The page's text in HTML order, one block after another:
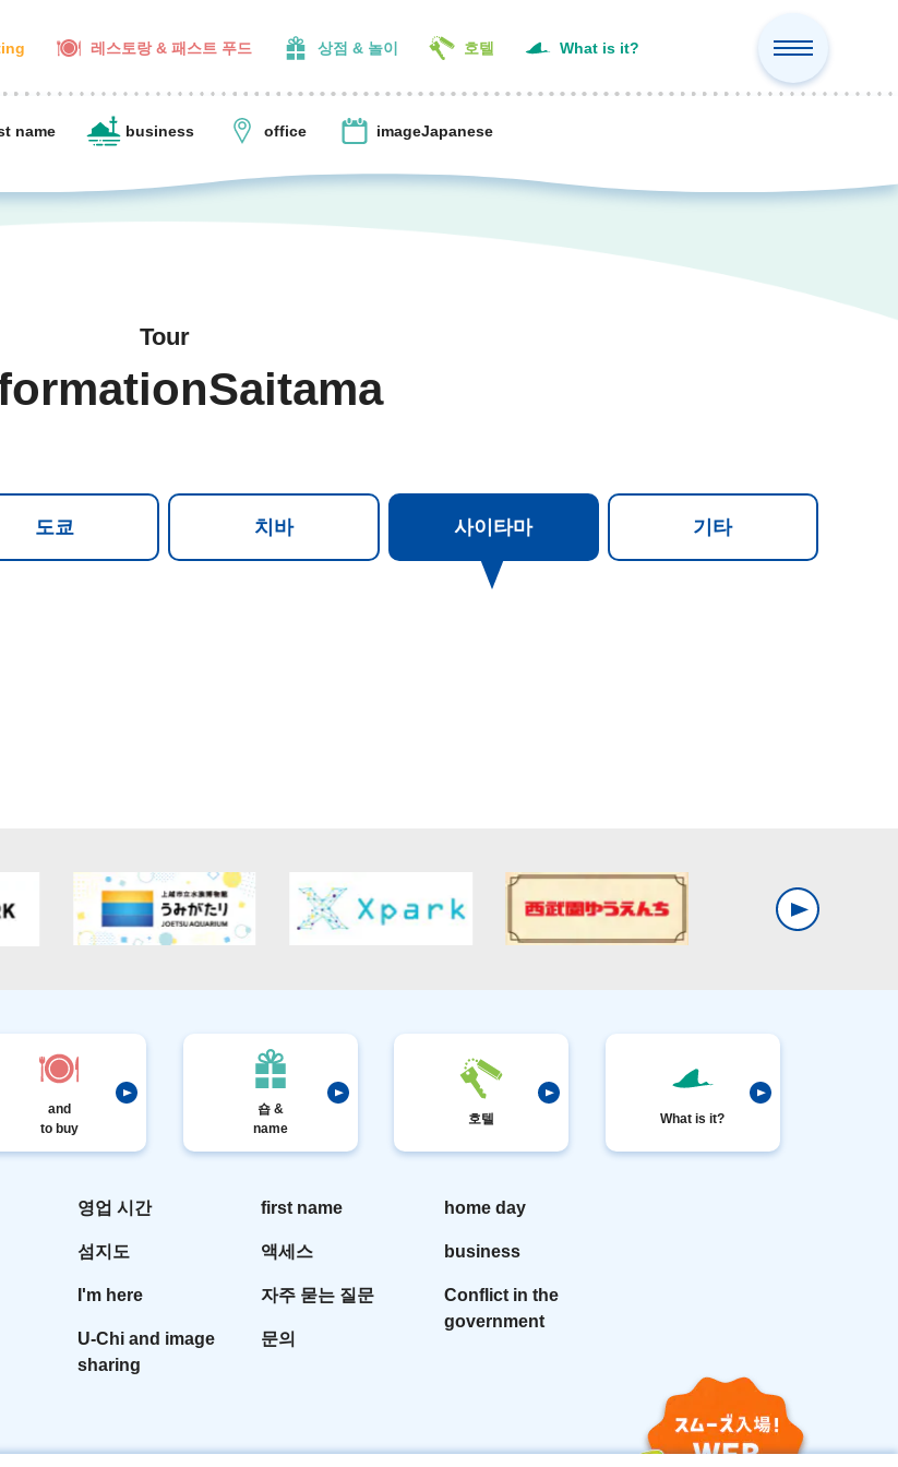
레스토랑 & 패스트 푸드 상점 & 놀이 호텔 What is it?
name business office imageJapanese
Tour
도쿄 치바 사이타마 기타
and
to buy
숍 &
name
호텔 What is it?
영업 시간
섬지도
I'm here
U-Chi and image
sharing
first name
액세스
자주 묻는 질문
문의
home day
business
Conflict in the
government